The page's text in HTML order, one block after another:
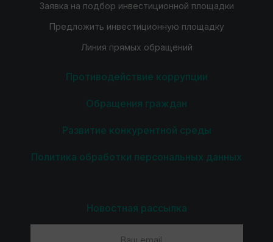
Заявка на подбор инвестиционной площадки
Предложить инвестиционную площадку
Линия прямых обращений
Противодействие коррупции
Обращения граждан
Развитие конкурентной среды
Политика обработки персональных данных
Новостная рассылка